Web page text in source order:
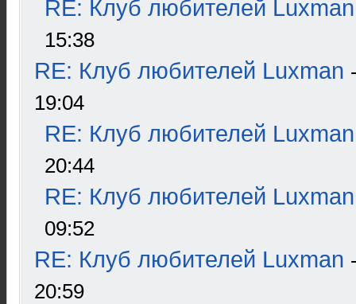
RE: Клуб любителей Luxman
15:38
RE: Клуб любителей Luxman
19:04
RE: Клуб любителей Luxman
20:44
RE: Клуб любителей Luxman
09:52
RE: Клуб любителей Luxman
20:59